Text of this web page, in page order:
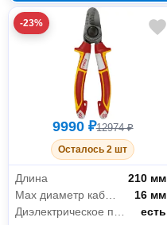
-23%
9990 ₽12974 ₽
Осталось 2 шт
Длина
210 мм
16 мм
есть